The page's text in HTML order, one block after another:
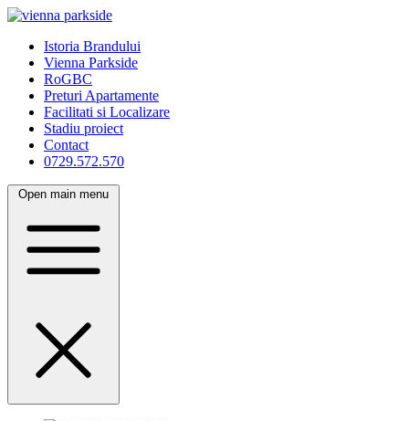
Istoria Brandului
Vienna Parkside
RoGBC
Preturi Apartamente
Facilitati si Localizare
Stadiu proiect
Contact
0729.572.570
Open main menu